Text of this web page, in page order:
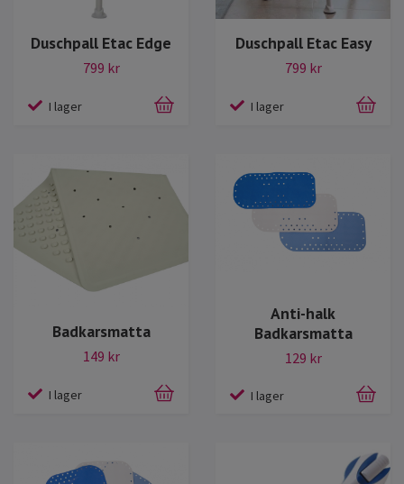
Duschpall Etac Edge
799 kr
I lager
Duschpall Etac Easy
799 kr
I lager
Badkarsmatta
149 kr
I lager
Anti-halk
Badkarsmatta
129 kr
I lager